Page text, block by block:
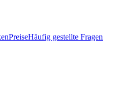
PreiseHäufig gestellte Fragen